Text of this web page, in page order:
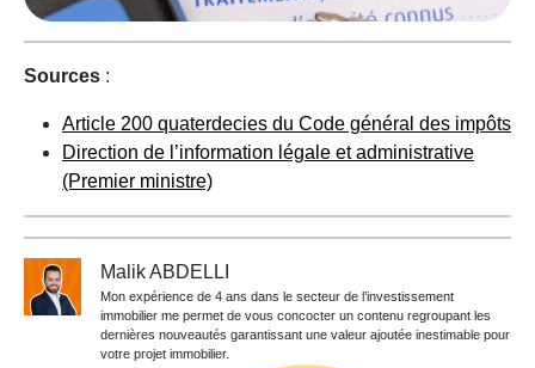
Sources :
Article 200 quaterdecies du Code général des impôts
Direction de l’information légale et administrative
(Premier ministre)
Malik ABDELLI
Mon expérience de 4 ans dans le secteur de l’investissement
immobilier me permet de vous concocter un contenu regroupant les
dernières nouveautés garantissant une valeur ajoutée inestimable pour
votre projet immobilier.